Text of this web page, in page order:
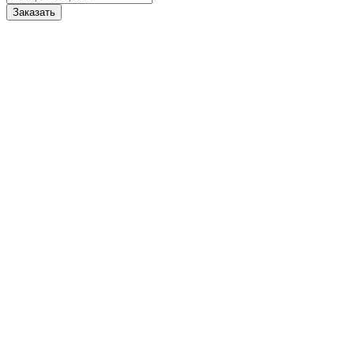
Заказать